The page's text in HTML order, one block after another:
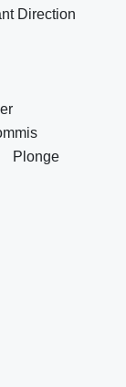
Direction
Plonge